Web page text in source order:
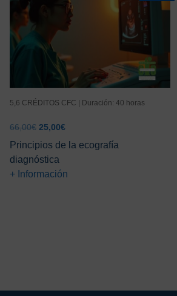
5,6 CRÉDITOS CFC | Duración: 40 horas
66,00€ El
original
era:
66,00€.
25,00€El
actual
25,00€.
Principios de la ecografía
diagnóstica
+ Información